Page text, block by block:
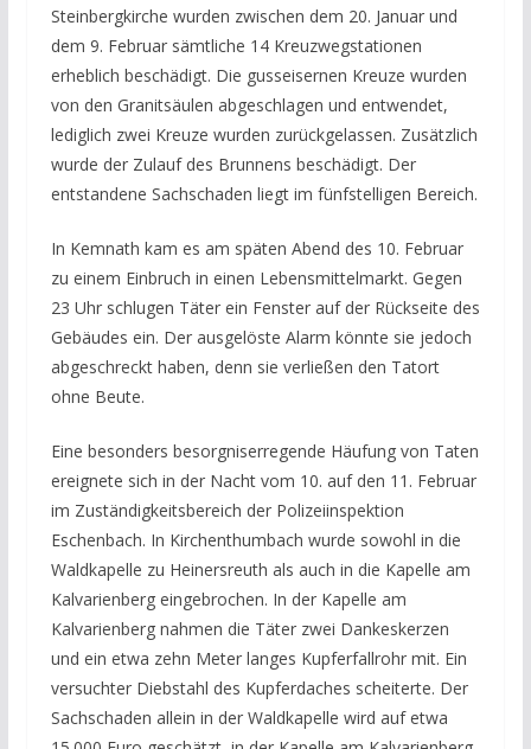
Steinbergkirche wurden zwischen dem 20. Januar und
dem 9. Februar sämtliche 14 Kreuzwegstationen
erheblich beschädigt. Die gusseisernen Kreuze wurden
von den Granitsäulen abgeschlagen und entwendet,
lediglich zwei Kreuze wurden zurückgelassen. Zusätzlich
wurde der Zulauf des Brunnens beschädigt. Der
entstandene Sachschaden liegt im fünfstelligen Bereich.
In Kemnath kam es am späten Abend des 10. Februar
zu einem Einbruch in einen Lebensmittelmarkt. Gegen
23 Uhr schlugen Täter ein Fenster auf der Rückseite des
Gebäudes ein. Der ausgelöste Alarm könnte sie jedoch
abgeschreckt haben, denn sie verließen den Tatort
ohne Beute.
Eine besonders besorgniserregende Häufung von Taten
ereignete sich in der Nacht vom 10. auf den 11. Februar
im Zuständigkeitsbereich der Polizeiinspektion
Eschenbach. In Kirchenthumbach wurde sowohl in die
Waldkapelle zu Heinersreuth als auch in die Kapelle am
Kalvarienberg eingebrochen. In der Kapelle am
Kalvarienberg nahmen die Täter zwei Dankeskerzen
und ein etwa zehn Meter langes Kupferfallrohr mit. Ein
versuchter Diebstahl des Kupferdaches scheiterte. Der
Sachschaden allein in der Waldkapelle wird auf etwa